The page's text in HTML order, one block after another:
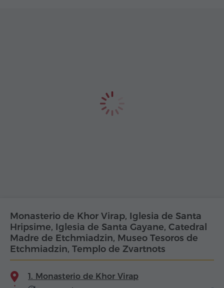
Monasterio de Khor Virap, Iglesia de Santa
Hripsime, Iglesia de Santa Gayane, Catedral
Madre de Etchmiadzin, Museo Tesoros de
Etchmiadzin, Templo de Zvartnots
1. Monasterio de Khor Virap